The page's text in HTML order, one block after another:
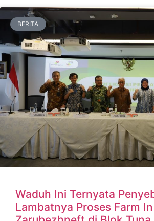
BERITA
Waduh Ini Ternyata
Lambatnya Proses Farm